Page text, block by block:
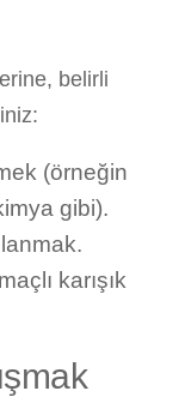
belirli
(örneğin
gibi).
karışık